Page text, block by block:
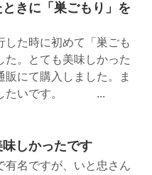
きに「巣ごもり」を
した時に初めて「巣ごも
た。とても美味しかった
販にて購入しました。ま
したいです。 ...
しかったです
有名ですが、いと忠さん